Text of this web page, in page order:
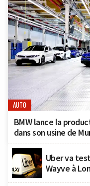
AUTO
BMW lance la
dans son usine de
Uber va
Wayve à